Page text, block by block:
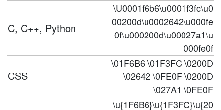
C, C++, Python
\U0001f6b6\u0001f3fc\u0
00200d\u0002642\u000fe
0f\u000200d\u00027a1\u
000fe0f
CSS
\01F6B6 \01F3FC \0200D
\02642 \0FE0F \0200D
\027A1 \0FE0F
\u{1F6B6}\u{1F3FC}\u{20